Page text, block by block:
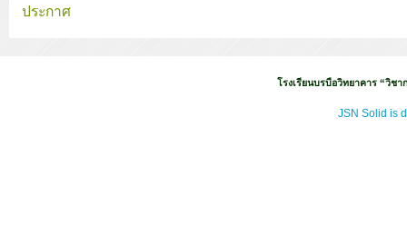
ประกาศ
โรงเรียนบรบือวิทยาคาร “วิช
JSN Solid is